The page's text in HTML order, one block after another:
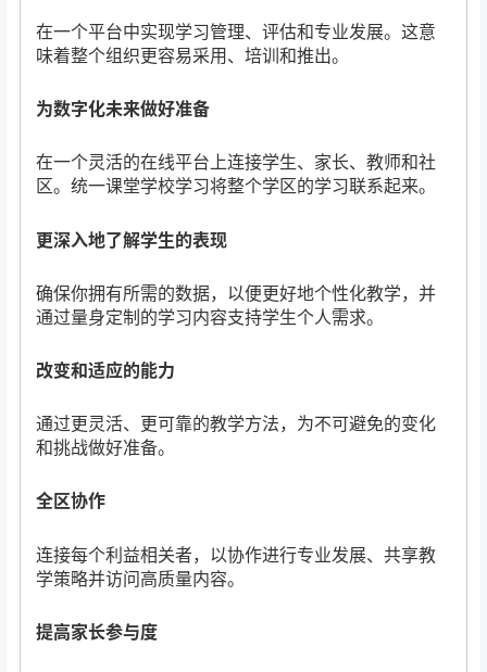
在一个平台中实现学习管理、评估和专业发展。这意
味着整个组织更容易采用、培训和推出。
为数字化未来做好准备
在一个灵活的在线平台上连接学生、家长、教师和社
区。统一课堂学校学习将整个学区的学习联系起来。
更深入地了解学生的表现
确保你拥有所需的数据，以便更好地个性化教学，并
通过量身定制的学习内容支持学生个人需求。
改变和适应的能力
通过更灵活、更可靠的教学方法，为不可避免的变化
和挑战做好准备。
全区协作
连接每个利益相关者，以协作进行专业发展、共享教
学策略并访问高质量内容。
提高家长参与度